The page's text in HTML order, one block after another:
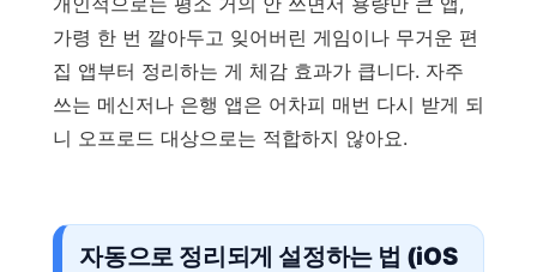
가령 한 번 깔아두고 잊어버린 게임이나 무거운 편
집 앱부터 정리하는 게 체감 효과가 큽니다. 자주
쓰는 메신저나 은행 앱은 어차피 매번 다시 받게 되
니 오프로드 대상으로는 적합하지 않아요.
자동으로 정리되게 설정하는 법 (iOS